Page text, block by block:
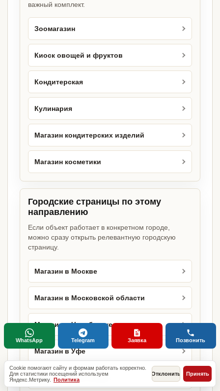
важный комплект.
Зоомагазин
Киоск овощей и фруктов
Кондитерская
Кулинария
Магазин кондитерских изделий
Магазин косметики
Городские страницы по этому
направлению
Если объект работает в конкретном городе,
можно сразу открыть релевантную городскую
страницу.
Магазин в Москве
Магазин в Московской области
Магазин в Челябинске
Магазин в Уфе
Магазин в Краснодаре
Cookie помогают сайту и формам работать корректно.
Для статистики посещений используем
Яндекс.Метрику. Политика
Отклонить Принять
WhatsApp Telegram Заявка Позвонить